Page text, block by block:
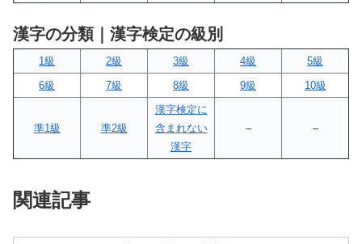
漢字の分類｜漢字検定の級別
1級 2級 3級 4級
5級
6級
7級 8級 9級 10級
準1級 準2級
漢字検定に
含まれない
漢字
– –
関連記事